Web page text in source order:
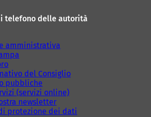
a
telefono delle autorità
amministrativa
del Consiglio
pubbliche
(servizi online)
newsletter
protezione dei dati